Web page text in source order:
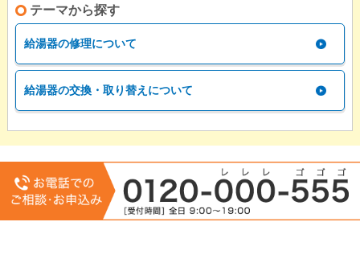
テーマから探す
給湯器の修理について
給湯器の交換・取り替えについて